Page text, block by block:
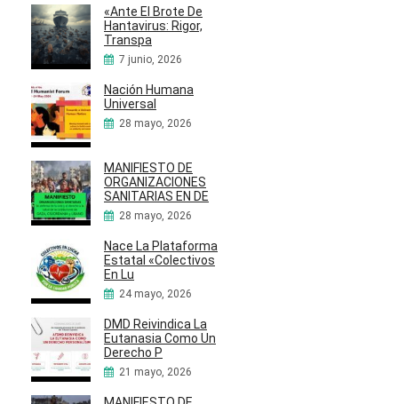
«Ante El Brote De
Hantavirus: Rigor,
Transpa
7 junio, 2026
Nación Humana
Universal
28 mayo, 2026
MANIFIESTO DE
ORGANIZACIONES
SANITARIAS EN DE
28 mayo, 2026
Nace La Plataforma
Estatal «Colectivos
En Lu
24 mayo, 2026
DMD Reivindica La
Eutanasia Como Un
Derecho P
21 mayo, 2026